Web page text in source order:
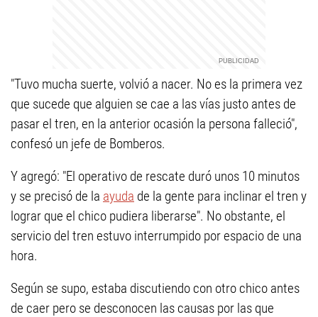
"Tuvo mucha suerte, volvió a nacer. No es la primera vez
que sucede que alguien se cae a las vías justo antes de
pasar el tren, en la anterior ocasión la persona falleció",
confesó un jefe de Bomberos.
Y agregó: "El operativo de rescate duró unos 10 minutos
y se precisó de la ayuda de la gente para inclinar el tren y
lograr que el chico pudiera liberarse". No obstante, el
servicio del tren estuvo interrumpido por espacio de una
hora.
Según se supo, estaba discutiendo con otro chico antes
de caer pero se desconocen las causas por las que